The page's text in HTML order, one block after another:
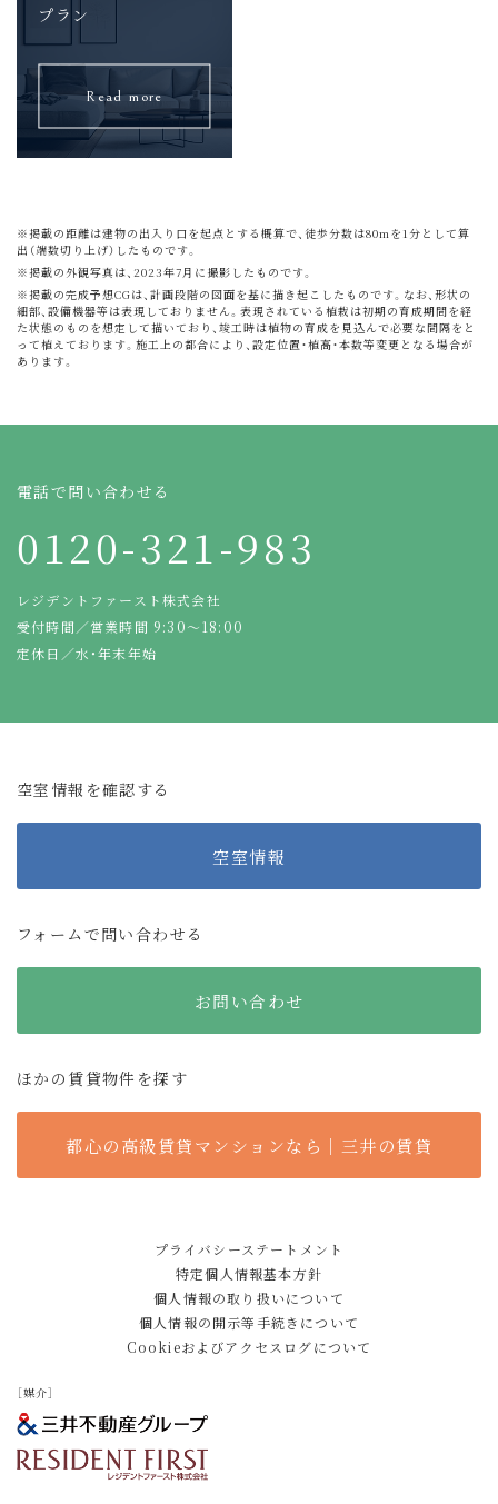
プラン
Read more
※掲載の距離は建物の出入り口を起点とする概算で、徒歩分数は80mを1分として算
出（端数切り上げ）したものです。
※掲載の外観写真は、2023年7月に撮影したものです。
※掲載の完成予想CGは、計画段階の図面を基に描き起こしたものです。なお、形状の
細部、設備機器等は表現しておりません。表現されている植栽は初期の育成期間を経
た状態のものを想定して描いており、竣工時は植物の育成を見込んで必要な間隔をと
って植えております。施工上の都合により、設定位置・植高・本数等変更となる場合が
あります。
電話で問い合わせる
0120-321-983
レジデントファースト株式会社
受付時間／営業時間 9:30～18:00
定休日／水・年末年始
空室情報を確認する
空室情報
フォームで問い合わせる
お問い合わせ
ほかの賃貸物件を探す
都心の高級賃貸マンションなら｜三井の賃貸
プライバシーステートメント
特定個人情報基本方針
個人情報の取り扱いについて
個人情報の開示等手続きについて
Cookieおよびアクセスログについて
［媒介］